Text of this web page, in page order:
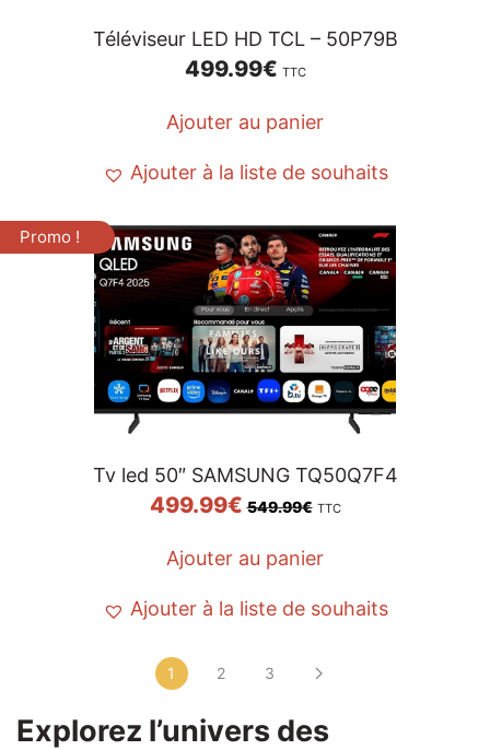
Téléviseur LED HD TCL – 50P79B
499.99€ TTC
Ajouter au panier
Ajouter à la liste de souhaits
Tv led 50″ SAMSUNG TQ50Q7F4
499.99€ 549.99€ TTC
Ajouter au panier
Ajouter à la liste de souhaits
Promo !
1 2 3
Explorez l’univers des